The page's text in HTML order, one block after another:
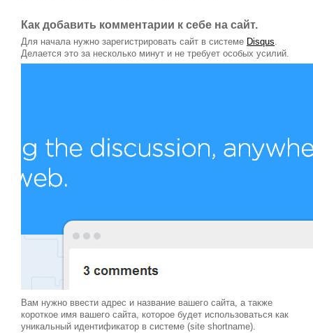
Как добавить комментарии к себе на сайт.
Для начала нужно зарегистрировать сайт в системе Disqus.
Делается это за несколько минут и не требует особых усилий.
Вам нужно ввести адрес и название вашего сайта, а также
короткое имя вашего сайта, которое будет использоваться как
уникальный идентификатор в системе (site shortname).